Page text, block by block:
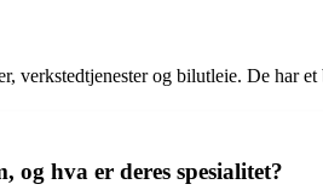
og bilutleie. De har
hva er deres spesialitet?